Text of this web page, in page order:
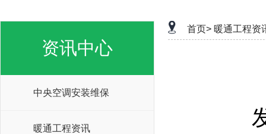
资讯中心
中央空调安装维保
暖通工程资讯
首页> 暖通工程资